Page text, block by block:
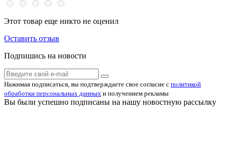
Этот товар еще никто не оценил
Оставить отзыв
Подпишись на новости
Нажимая подписаться, вы подтверждаете свое согласие с политикой
обработки персональных данных и получением рекламы
Вы были успешно подписаны на нашу новостную рассылку